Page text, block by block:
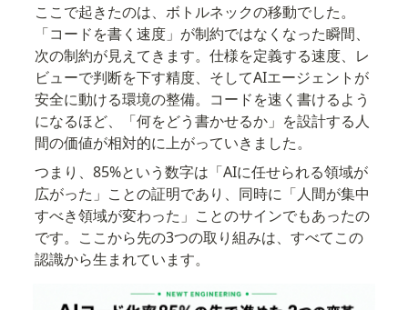
ここで起きたのは、ボトルネックの移動でした。
「コードを書く速度」が制約ではなくなった瞬間、
次の制約が見えてきます。仕様を定義する速度、レ
ビューで判断を下す精度、そしてAIエージェントが
安全に動ける環境の整備。コードを速く書けるよう
になるほど、「何をどう書かせるか」を設計する人
間の価値が相対的に上がっていきました。
つまり、85%という数字は「AIに任せられる領域が
広がった」ことの証明であり、同時に「人間が集中
すべき領域が変わった」ことのサインでもあったの
です。ここから先の3つの取り組みは、すべてこの
認識から生まれています。